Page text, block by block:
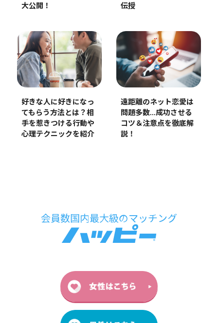
大公開！
伝授
好きな人に好きになっ
てもらう方法とは？相
手を惹きつける行動や
心理テクニックを紹介
遠距離のネット恋愛は
問題多数…成功させる
コツ＆注意点を徹底解
説！